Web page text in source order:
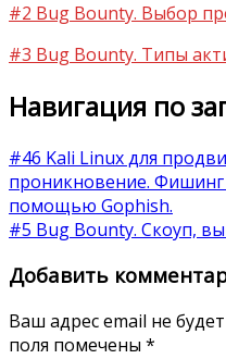
#2 Bug Bounty. Выбор
#3 Bug Bounty. Типы
Навигация по
#46 Kali Linux для
проникновение. Фишинг
помощью Gophish.
#5 Bug Bounty. Скоуп,
Добавить
Ваш адрес email не
поля помечены *